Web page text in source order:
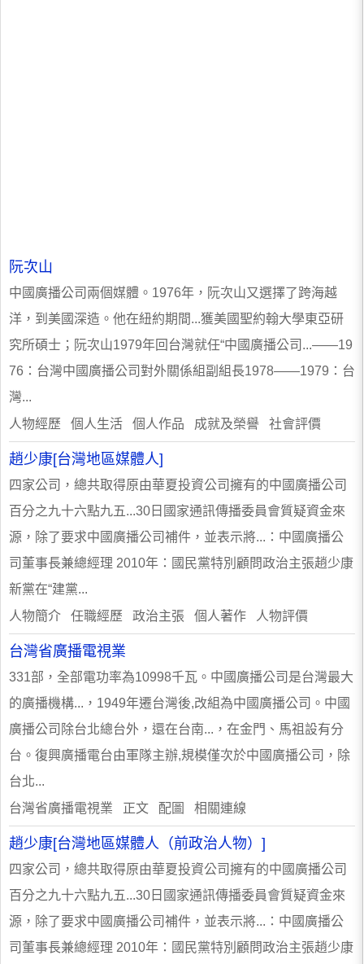
阮次山
中國廣播公司兩個媒體。1976年，阮次山又選擇了跨海越
洋，到美國深造。他在紐約期間...獲美國聖約翰大學東亞研
究所碩士；阮次山1979年回台灣就任“中國廣播公司...——19
76：台灣中國廣播公司對外關係組副組長1978——1979：台
灣...
人物經歷 個人生活 個人作品 成就及榮譽 社會評價
趙少康[台灣地區媒體人]
四家公司，總共取得原由華夏投資公司擁有的中國廣播公司
百分之九十六點九五...30日國家通訊傳播委員會質疑資金來
源，除了要求中國廣播公司補件，並表示將...：中國廣播公
司董事長兼總經理 2010年：國民黨特別顧問政治主張趙少康
新黨在“建黨...
人物簡介 任職經歷 政治主張 個人著作 人物評價
台灣省廣播電視業
331部，全部電功率為10998千瓦。中國廣播公司是台灣最大
的廣播機構...，1949年遷台灣後,改組為中國廣播公司。中國
廣播公司除台北總台外，還在台南...，在金門、馬祖設有分
台。復興廣播電台由軍隊主辦,規模僅次於中國廣播公司，除
台北...
台灣省廣播電視業 正文 配圖 相關連線
趙少康[台灣地區媒體人（前政治人物）]
四家公司，總共取得原由華夏投資公司擁有的中國廣播公司
百分之九十六點九五...30日國家通訊傳播委員會質疑資金來
源，除了要求中國廣播公司補件，並表示將...：中國廣播公
司董事長兼總經理 2010年：國民黨特別顧問政治主張趙少康